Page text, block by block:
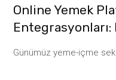
Online Yemek
Günümüz yeme-içme